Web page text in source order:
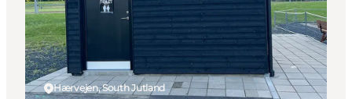
Hærvejen, South Jutland